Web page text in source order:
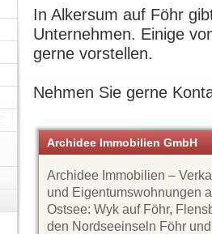
In Alkersum auf Föhr
Unternehmen. Einige
gerne vorstellen.
Nehmen Sie gerne
Archidee Immobilien GmbH
Archidee Immobilien –
und Eigentumswohnungen
Ostsee: Wyk auf Föhr,
den Nordseeinseln Föhr